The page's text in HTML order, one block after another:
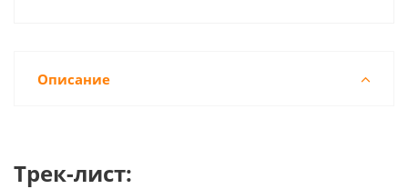
Описание
Трек-лист: